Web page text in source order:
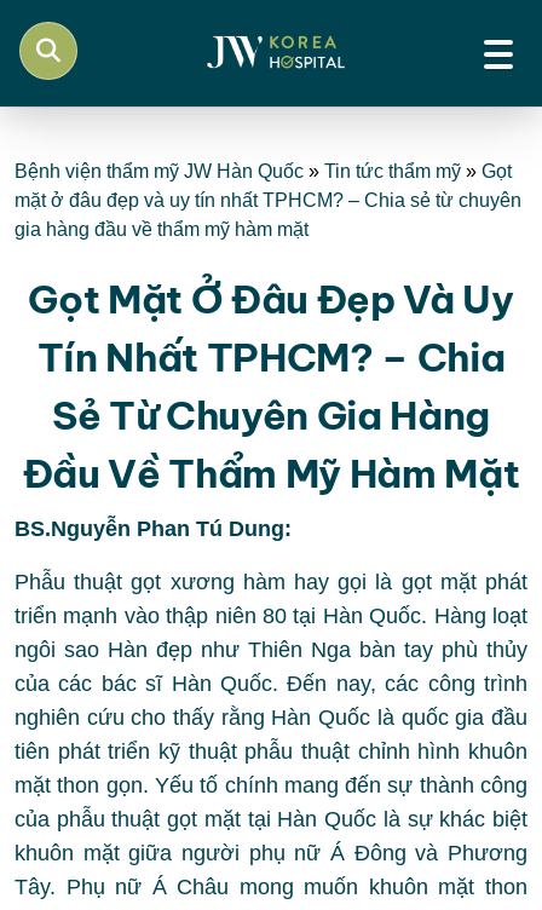
Bệnh viện thẩm mỹ JW Hàn Quốc » Tin tức thẩm mỹ » Gọt
mặt ở đâu đẹp và uy tín nhất TPHCM? – Chia sẻ từ chuyên
gia hàng đầu về thẩm mỹ hàm mặt
Gọt Mặt Ở Đâu Đẹp Và Uy
Tín Nhất TPHCM? – Chia
Sẻ Từ Chuyên Gia Hàng
Đầu Về Thẩm Mỹ Hàm Mặt
BS.Nguyễn Phan Tú Dung:
Phẫu thuật gọt xương hàm hay gọi là gọt mặt phát
triển mạnh vào thập niên 80 tại Hàn Quốc. Hàng loạt
ngôi sao Hàn đẹp như Thiên Nga bàn tay phù thủy
của các bác sĩ Hàn Quốc. Đến nay, các công trình
nghiên cứu cho thấy rằng Hàn Quốc là quốc gia đầu
tiên phát triển kỹ thuật phẫu thuật chỉnh hình khuôn
mặt thon gọn. Yếu tố chính mang đến sự thành công
của phẫu thuật gọt mặt tại Hàn Quốc là sự khác biệt
khuôn mặt giữa người phụ nữ Á Đông và Phương
Tây. Phụ nữ Á Châu mong muốn khuôn mặt thon